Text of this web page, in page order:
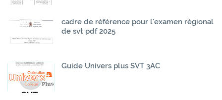
cadre de référence pour l'examen régional
de svt pdf 2025
Guide Univers plus SVT 3AC